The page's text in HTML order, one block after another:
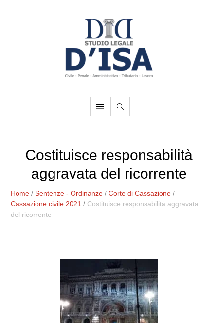
Costituisce responsabilità
aggravata del ricorrente
Home /Sentenze - Ordinanze /Corte di Cassazione /
Cassazione civile 2021 / Costituisce responsabilità aggravata
del ricorrente